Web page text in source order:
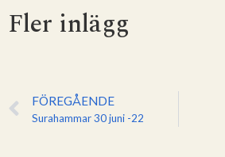
Fler inlägg
FÖREGÅENDE
Surahammar 30 juni -22